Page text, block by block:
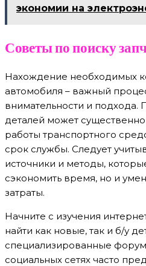
экономии на
Советы по поиску
Нахождение необходимых
автомобиля – важный
внимательности и
деталей может существенно
работы транспортного
срок службы. Следует
источники и методы,
сэкономить время, но и
затраты.
Начните с изучения
найти как новые, так и б/у
специализированные
социальных сетях часто